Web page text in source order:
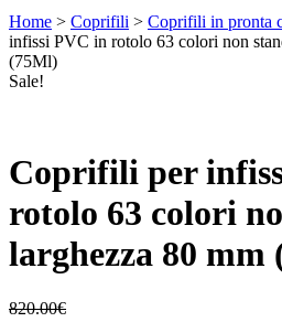
Home > Coprifili > Coprifili in pronta
infissi PVC in rotolo 63 colori non
(75Ml)
Sale!
Coprifili per
rotolo 63 colori
larghezza 80 mm
820.00€